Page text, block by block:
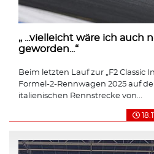
„ ...vielleicht wäre ich auch
geworden...“
Beim letzten Lauf zur „F2 Classic
Formel-2-Rennwagen 2025 auf
italienischen Rennstrecke von...